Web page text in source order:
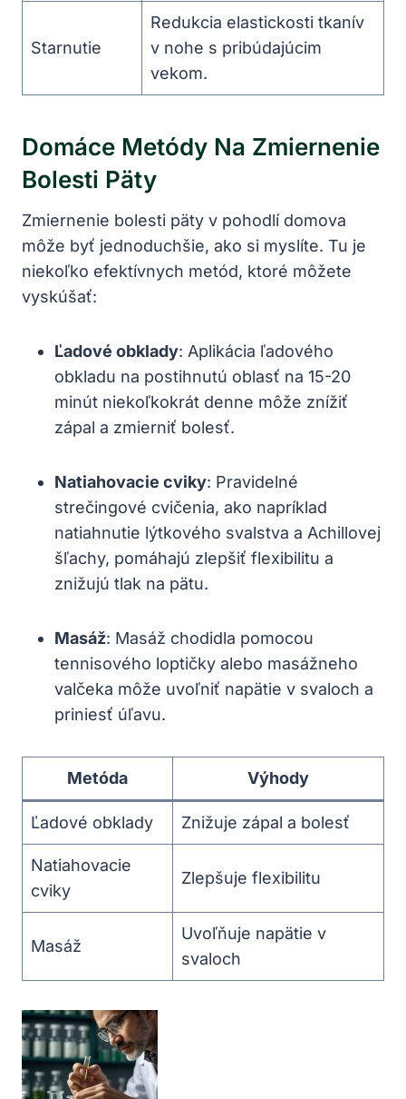
Starnutie
Redukcia elastickosti tkanív
v nohe s pribúdajúcim
vekom.
Domáce Metódy Na Zmiernenie
Bolesti Päty
Zmiernenie bolesti päty v pohodlí domova
môže byť jednoduchšie, ako si myslíte. Tu je
niekoľko efektívnych metód, ktoré môžete
vyskúšať:
Ľadové obklady: Aplikácia ľadového
obkladu na postihnutú oblasť na 15-20
minút niekoľkokrát denne môže znížiť
zápal a zmierniť bolesť.
Natiahovacie cviky: Pravidelné
strečingové cvičenia, ako napríklad
natiahnutie lýtkového svalstva a Achillovej
šľachy, pomáhajú zlepšiť flexibilitu a
znižujú tlak na pätu.
Masáž: Masáž chodidla pomocou
tennisového loptičky alebo masážneho
valčeka môže uvoľniť napätie v svaloch a
priniesť úľavu.
Metóda Výhody
Ľadové obklady Znižuje zápal a bolesť
Natiahovacie
cviky
Zlepšuje flexibilitu
Masáž
Uvoľňuje napätie v
svaloch